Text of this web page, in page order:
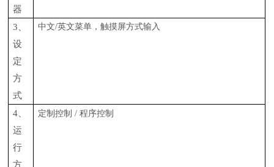
器
3、
设
定
方
式
中文/英文菜单，触摸屏方式输入
4、
运
行
方
定制控制 / 程序控制